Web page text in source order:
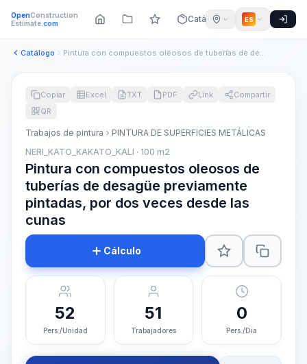
OpenConstruction
Estimate.com Catálogo ES
Catálogo Pintura con compuestos oleosos de tuberías de desagüe previa...
Copiar Excel TXT PDF Link
Compartir
QR
Trabajos de pintura
PINTURA DE SUPERFICIES METÁLICAS
NERI_KATO_KAKATO_KALI · 100 m2
Pintura con compuestos oleosos de
tuberías de desagüe previamente
pintadas, por dos veces desde las
cunas
Cálculo
52
Pers./Unidad
51
Trabajadores
0
Pers./Día